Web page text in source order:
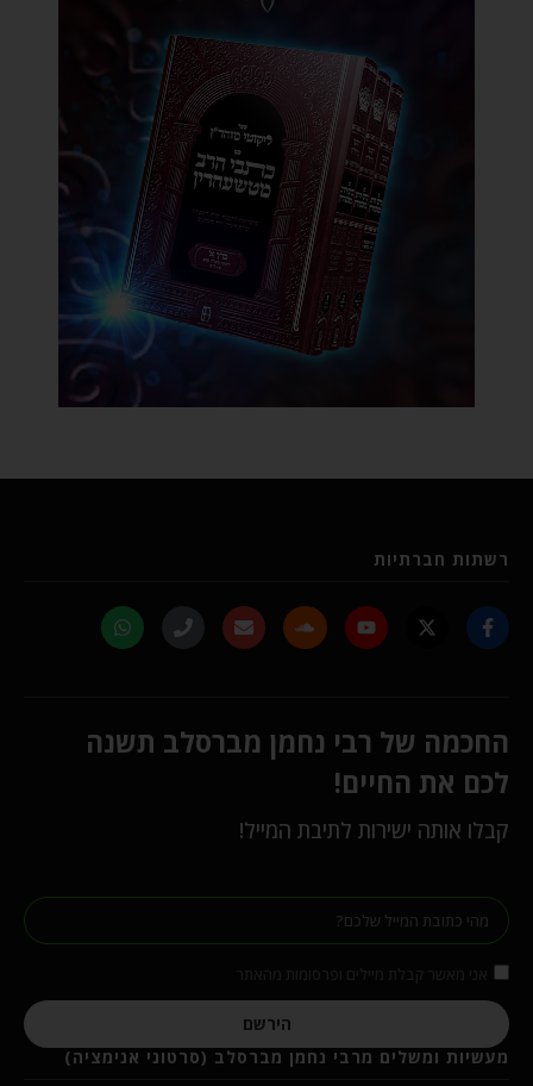
רשתות חברתיות
החכמה של רבי נחמן מברסלב תשנה
לכם את החיים!
קבלו אותה ישירות לתיבת המייל!
הירשם
מעשיות ומשלים מרבי נחמן מברסלב (סרטוני אנימציה)